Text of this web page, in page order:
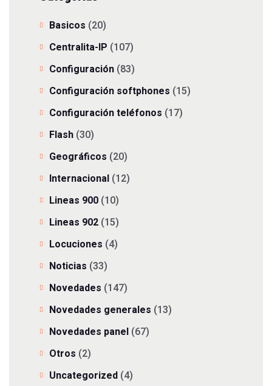
Basicos (20)
Centralita-IP (107)
Configuración (83)
Configuración softphones (15)
Configuración teléfonos (17)
Flash (30)
Geográficos (20)
Internacional (12)
Lineas 900 (10)
Lineas 902 (15)
Locuciones (4)
Noticias (33)
Novedades (147)
Novedades generales (13)
Novedades panel (67)
Otros (2)
Uncategorized (4)